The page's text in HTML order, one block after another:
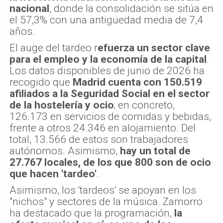
nacional, donde la consolidación se sitúa en
el 57,3% con una antigüedad media de 7,4
años.
El auge del tardeo refuerza un sector clave
para el empleo y la economía de la capital.
Los datos disponibles de junio de 2026 ha
recogido que Madrid cuenta con 150.519
afiliados a la Seguridad Social en el sector
de la hostelería y ocio; en concreto,
126.173 en servicios de comidas y bebidas,
frente a otros 24.346 en alojamiento. Del
total, 13.566 de estos son trabajadores
autónomos. Asimismo, hay un total de
27.767 locales, de los que 800 son de ocio
que hacen 'tardeo'.
Asimismo, los 'tardeos' se apoyan en los
"nichos" y sectores de la música. Zamorro
ha destacado que la programación, la